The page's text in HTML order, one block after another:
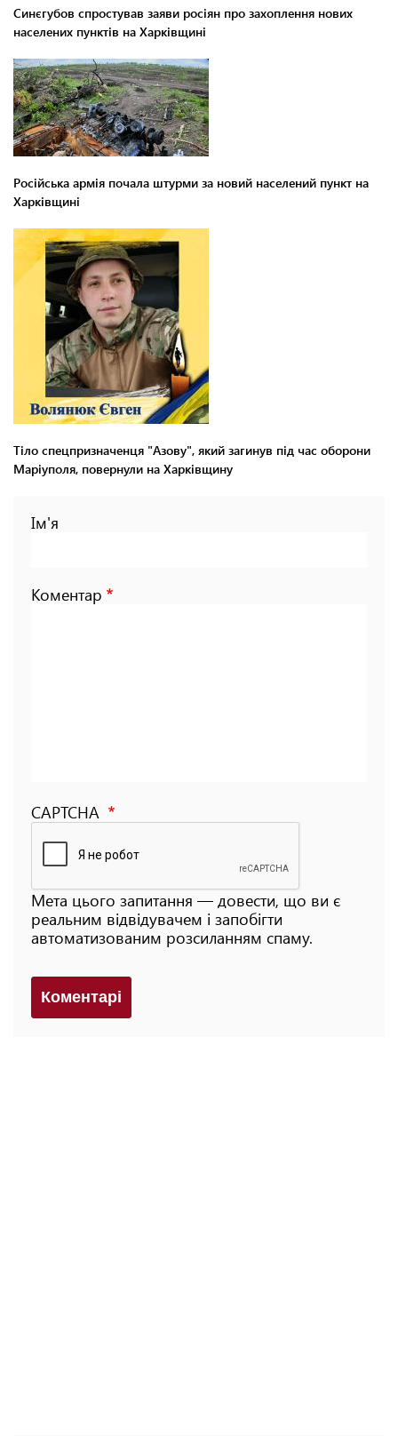
Синєгубов спростував заяви росіян про захоплення нових
населених пунктів на Харківщині
Російська армія почала штурми за новий населений пункт на
Харківщині
Тіло спецпризначенця "Азову", який загинув під час оборони
Маріуполя, повернули на Харківщину
Ім'я
Коментар
CAPTCHA
Мета цього запитання — довести, що ви є
реальним відвідувачем і запобігти
автоматизованим розсиланням спаму.
Коментарi